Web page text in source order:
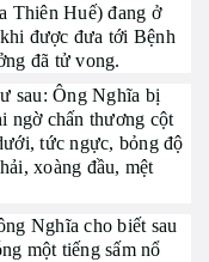
Thiên Huế) đang ở
được đưa tới Bệnh
đã tử vong.
sau: Ông Nghĩa bị
ngờ chấn thương cột
tức ngực, bỏng độ
xoàng đầu, mệt
Nghĩa cho biết sau
một tiếng sấm nổ